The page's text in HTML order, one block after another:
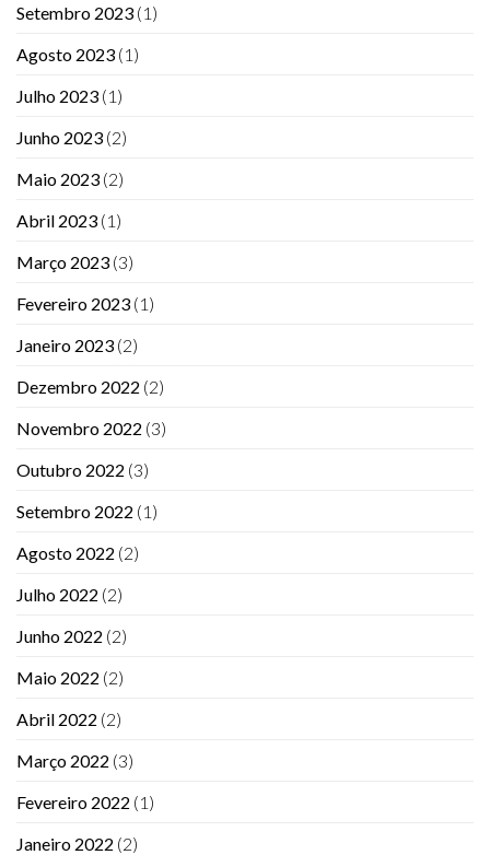
Setembro 2023 (1)
Agosto 2023 (1)
Julho 2023 (1)
Junho 2023 (2)
Maio 2023 (2)
Abril 2023 (1)
Março 2023 (3)
Fevereiro 2023 (1)
Janeiro 2023 (2)
Dezembro 2022 (2)
Novembro 2022 (3)
Outubro 2022 (3)
Setembro 2022 (1)
Agosto 2022 (2)
Julho 2022 (2)
Junho 2022 (2)
Maio 2022 (2)
Abril 2022 (2)
Março 2022 (3)
Fevereiro 2022 (1)
Janeiro 2022 (2)